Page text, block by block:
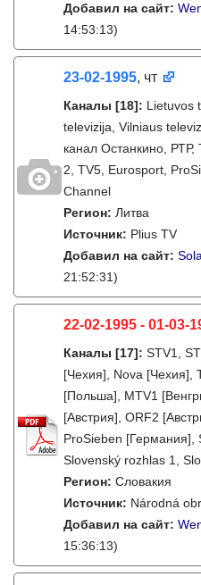
Добавил на сайт:
14:53:13)
23-02-1995, чт
Каналы [18]: Lietuvos
televizija, Vilniaus
канал Останкино, РТР,
2, TV5, Eurosport,
Channel
Регион: Литва
Источник: Plius TV
Добавил на сайт:
21:52:31)
22-02-1995 - 01-03-
Каналы [17]: STV1,
[Чехия], Nova [Чехия],
[Польша], MTV1
[Австрия], ORF2
ProSieben [Германия],
Slovenský rozhlas 1,
Регион: Словакия
Источник: Národná
Добавил на сайт:
15:36:13)